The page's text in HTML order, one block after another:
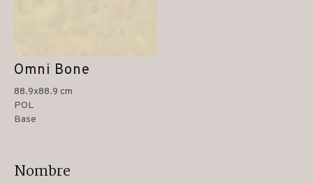
Omni Bone
88.9x88.9 cm
POL
Base
Nombre